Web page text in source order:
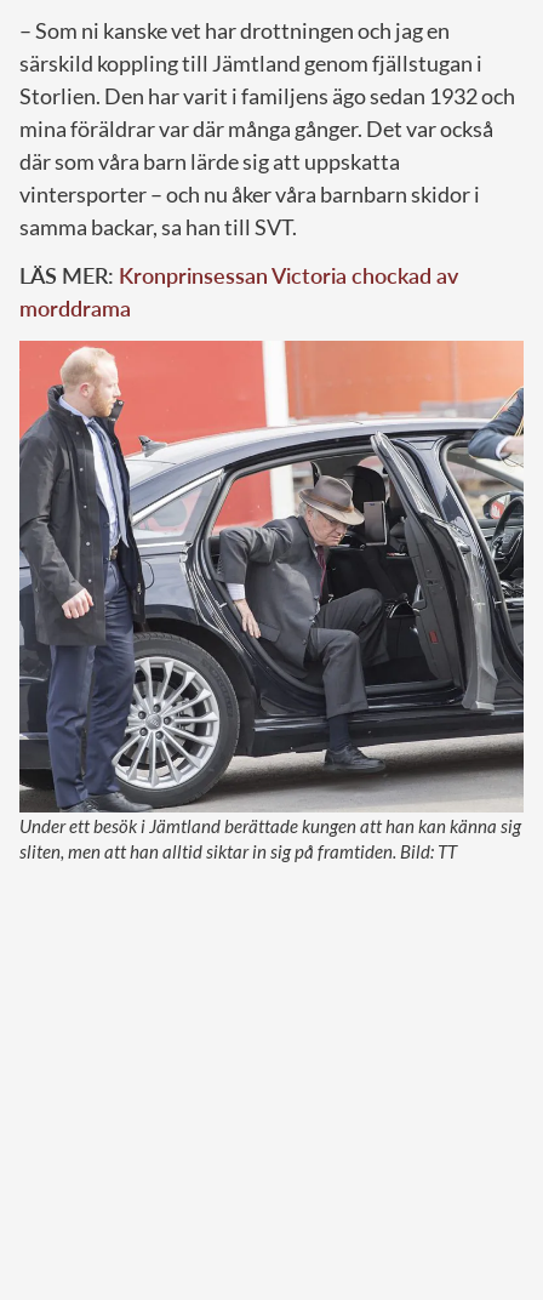
– Som ni kanske vet har drottningen och jag en
särskild koppling till Jämtland genom fjällstugan i
Storlien. Den har varit i familjens ägo sedan 1932 och
mina föräldrar var där många gånger. Det var också
där som våra barn lärde sig att uppskatta
vintersporter – och nu åker våra barnbarn skidor i
samma backar, sa han till SVT.
LÄS MER: Kronprinsessan Victoria chockad av
morddrama
Under ett besök i Jämtland berättade kungen att han kan känna sig
sliten, men att han alltid siktar in sig på framtiden. Bild: TT